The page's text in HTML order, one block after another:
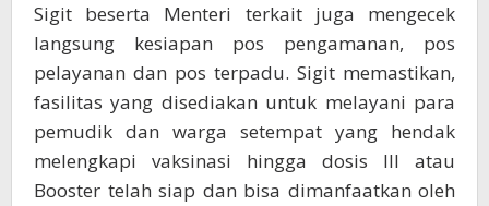
Sigit beserta Menteri terkait juga mengecek
langsung kesiapan pos pengamanan, pos
pelayanan dan pos terpadu. Sigit memastikan,
fasilitas yang disediakan untuk melayani para
pemudik dan warga setempat yang hendak
melengkapi vaksinasi hingga dosis III atau
Booster telah siap dan bisa dimanfaatkan oleh